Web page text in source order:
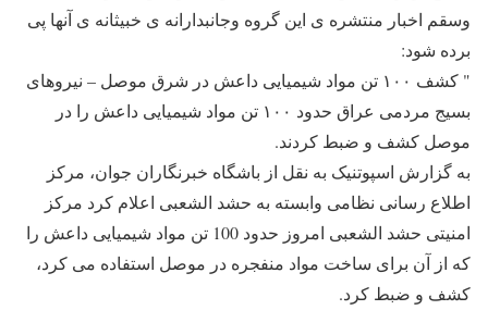
وسقم اخبار منتشره ی این گروه وجانبدارانه ی خبیثانه ی آنها پی
برده شود:
" کشف ۱۰۰ تن مواد شیمیایی داعش در شرق موصل – نیروهای
بسیج مردمی عراق حدود ۱۰۰ تن مواد شیمیایی داعش را در
موصل کشف و ضبط کردند.
به گزارش اسپوتنیک به نقل از باشگاه خبرنگاران جوان، مرکز
اطلاع رسانی نظامی وابسته به حشد الشعبی اعلام کرد مرکز
امنیتی حشد الشعبی امروز حدود 100 تن مواد شیمیایی داعش را
که از آن برای ساخت مواد منفجره در موصل استفاده می کرد،
کشف و ضبط کرد.